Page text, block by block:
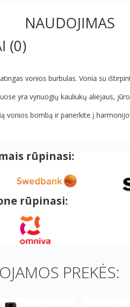
NAUDOJIMAS
(0)
vonios burbulas. Vonia su
yra vynuogių kauliukų aliejaus,
vonios bombą ir panerkite į
rūpinasi:
rūpinasi:
PREKĖS: